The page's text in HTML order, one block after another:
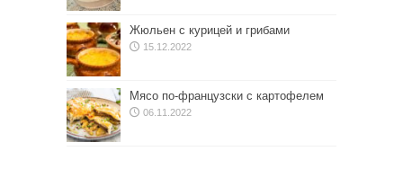
Жюльен с курицей и грибами
15.12.2022
Мясо по-французски с картофелем
06.11.2022